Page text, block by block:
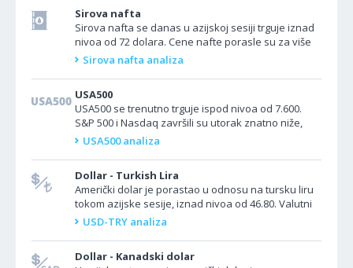
Sirova nafta
Sirova nafta se danas u azijskoj sesiji trguje iznad
nivoa od 72 dolara. Cene nafte porasle su za više
od 2% u sredu nakon što je američka...
Sirova nafta analiza
USA500
USA500 se trenutno trguje ispod nivoa od 7.600.
S&P 500 i Nasdaq završili su utorak znatno niže,
pod pritiskom gubitaka kod Micron Technology i
USA500 analiza
Dollar - Turkish Lira
Američki dolar je porastao u odnosu na tursku liru
tokom azijske sesije, iznad nivoa od 46.80. Valutni
par USD/TRY nastavio je da raste u azijskoj sesiji i...
USD-TRY analiza
Dollar - Kanadski dolar